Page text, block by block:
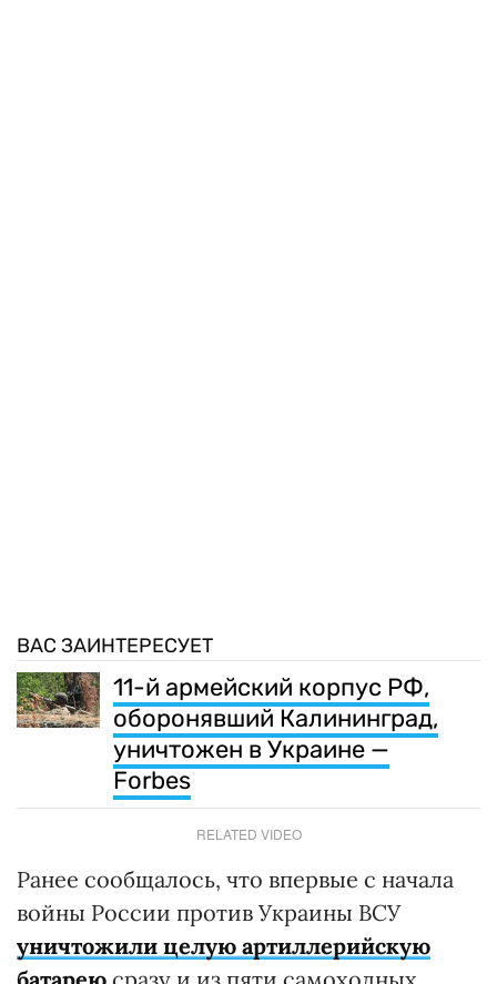
ВАС ЗАИНТЕРЕСУЕТ
11-й армейский корпус РФ,
оборонявший Калининград,
уничтожен в Украине —
Forbes
RELATED VIDEO
Ранее сообщалось, что впервые с начала
войны России против Украины ВСУ
уничтожили целую артиллерийскую